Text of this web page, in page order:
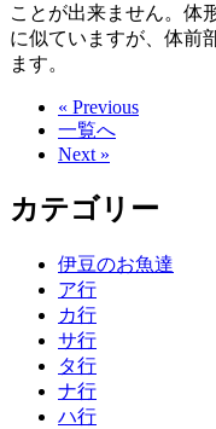
ことが出来ません。体
に似ていますが、体前
ます。
« Previous
一覧へ
Next »
カテゴリー
伊豆のお魚達
ア行
カ行
サ行
タ行
ナ行
ハ行